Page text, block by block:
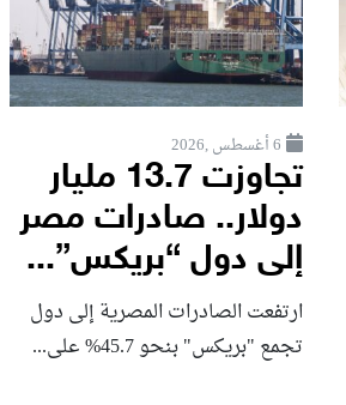
6 أغسطس ,2026
تجاوزت 13.7 مليار
دولار.. صادرات مصر
إلى دول “بريكس”...
ارتفعت الصادرات المصرية إلى دول
تجمع "بريكس" بنحو 45.7% على...